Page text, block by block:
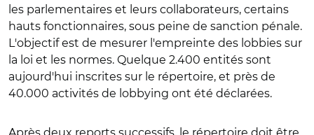
les parlementaires et leurs collaborateurs, certains
hauts fonctionnaires, sous peine de sanction pénale.
L'objectif est de mesurer l'empreinte des lobbies sur
la loi et les normes. Quelque 2.400 entités sont
aujourd'hui inscrites sur le répertoire, et près de
40.000 activités de lobbying ont été déclarées.